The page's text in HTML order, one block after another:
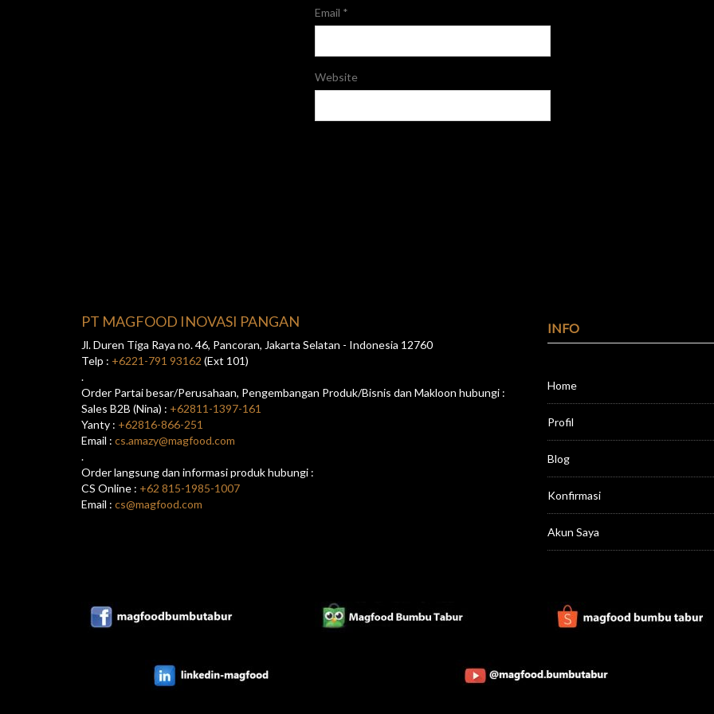
Email *
Website
PT MAGFOOD INOVASI PANGAN
Jl. Duren Tiga Raya no. 46, Pancoran, Jakarta Selatan - Indonesia 12760
Telp : +6221-791 93162 (Ext 101)
.
Order Partai besar/Perusahaan, Pengembangan Produk/Bisnis dan Makloon hubungi :
Sales B2B (Nina) : +62811-1397-161
Yanty : +62816-866-251
Email : cs.amazy@magfood.com
.
Order langsung dan informasi produk hubungi :
CS Online : +62 815-1985-1007
Email : cs@magfood.com
INFO
Home
Profil
Blog
Konfirmasi
Akun Saya